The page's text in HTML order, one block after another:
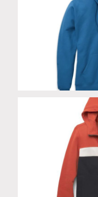
Felpa Special #1 Zip Blue